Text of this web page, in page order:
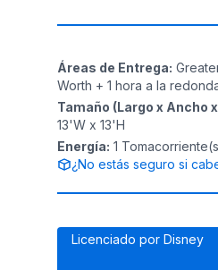
Áreas de Entrega:
Worth + 1 hora a la
Tamaño (Largo x Ancho
13'W x 13'H
Energía: 1
¿No estás seguro si
Licenciado por Disney